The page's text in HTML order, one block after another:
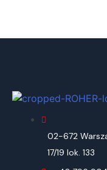
02-672
17/19 lok. 133